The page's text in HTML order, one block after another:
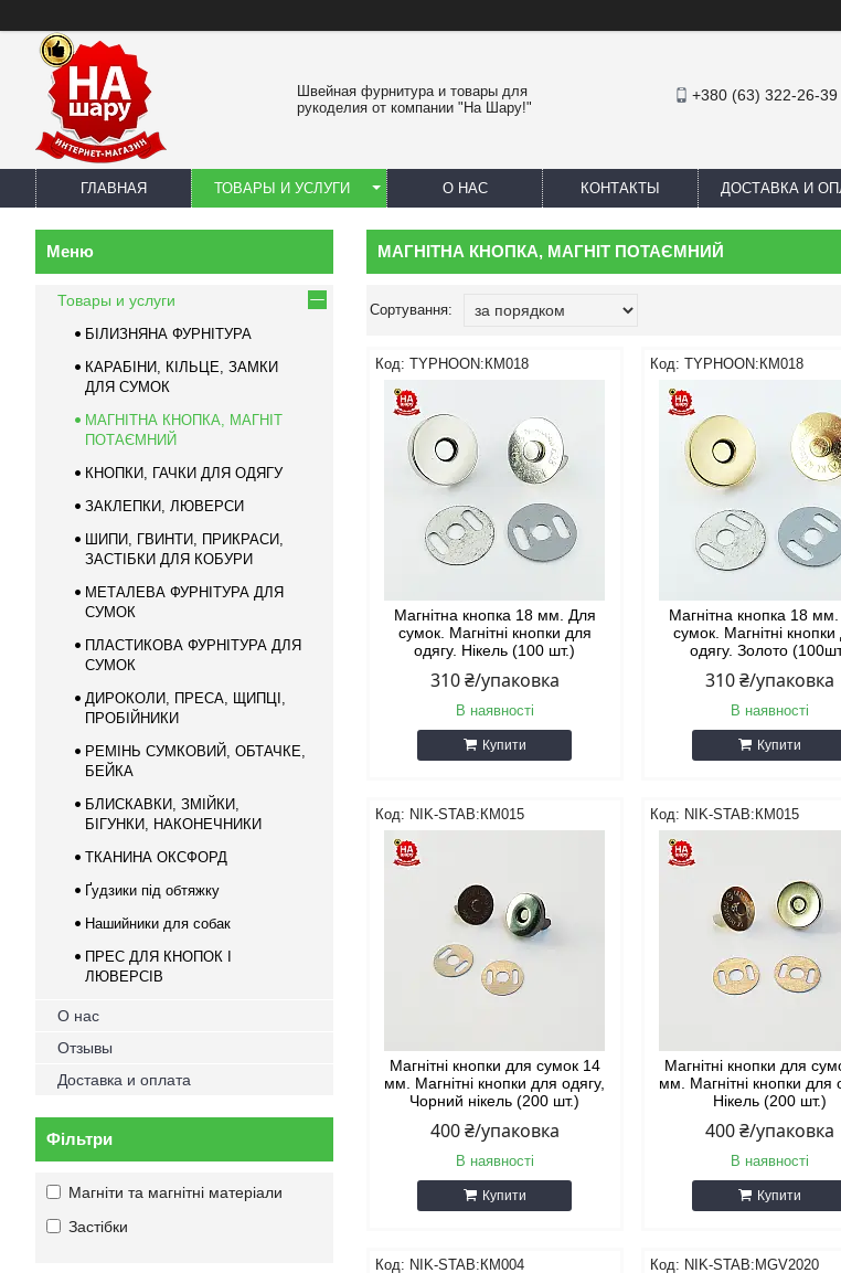
Швейная фурнитура и товары для
рукоделия от компании "На Шару!"
+380 (63) 322-26-39
ГЛАВНАЯ ТОВАРЫ И УСЛУГИ О НАС КОНТАКТЫ ДОСТАВКА И
МАГНІТНА КНОПКА, МАГНІТ ПОТАЄМНИЙ
TYPHOON:КМ018
Магнітна кнопка 18 мм. Для
сумок. Магнітні кнопки для
одягу. Нікель (100 шт.)
310 ₴/упаковка
В наявності
Купити
TYPHOON:КМ018
Магнітна кнопка 18
сумок. Магнітні кнопки
одягу. Золото
310 ₴/упаковка
В наявності
Купити
NIK-STAB:КМ015
Магнітні кнопки для сумок 14
мм. Магнітні кнопки для одягу,
Чорний нікель (200 шт.)
400 ₴/упаковка
В наявності
Купити
NIK-STAB:КМ015
Магнітні кнопки для
мм. Магнітні кнопки для
Нікель (200 шт.)
400 ₴/упаковка
В наявності
Купити
NIK-STAB:КМ004 NIK-STAB:MGV2020
Товары и услуги
БІЛИЗНЯНА ФУРНІТУРА
КАРАБІНИ, КІЛЬЦЕ, ЗАМКИ
ДЛЯ СУМОК
МАГНІТНА КНОПКА, МАГНІТ
ПОТАЄМНИЙ
КНОПКИ, ГАЧКИ ДЛЯ ОДЯГУ
ЗАКЛЕПКИ, ЛЮВЕРСИ
ШИПИ, ГВИНТИ, ПРИКРАСИ,
ЗАСТІБКИ ДЛЯ КОБУРИ
МЕТАЛЕВА ФУРНІТУРА ДЛЯ
СУМОК
ПЛАСТИКОВА ФУРНІТУРА ДЛЯ
СУМОК
ДИРОКОЛИ, ПРЕСА, ЩИПЦІ,
ПРОБІЙНИКИ
РЕМІНЬ СУМКОВИЙ, ОБТАЧКЕ,
БЕЙКА
БЛИСКАВКИ, ЗМІЙКИ,
БІГУНКИ, НАКОНЕЧНИКИ
ТКАНИНА ОКСФОРД
Ґудзики під обтяжку
Нашийники для собак
ПРЕС ДЛЯ КНОПОК І
ЛЮВЕРСІВ
О нас
Отзывы
Доставка и оплата
Фільтри
Магніти та магнітні матеріали
Застібки